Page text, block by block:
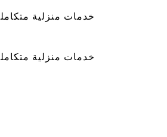
خدمات منزلية
خدمات منزلية